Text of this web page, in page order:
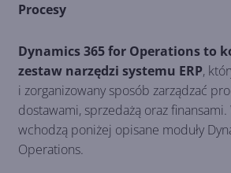
Procesy
Dynamics 365 for Operations to
zestaw narzędzi systemu ERP,
i zorganizowany sposób zarządzać
dostawami, sprzedażą oraz finansami.
wchodzą poniżej opisane moduły
Operations.